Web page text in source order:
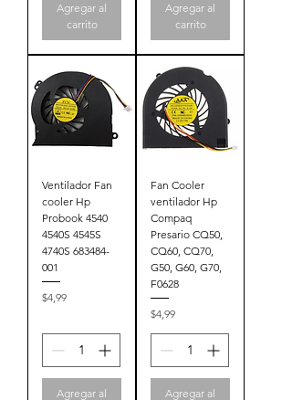
Agregar al
carrito
Agregar al
carrito
Ventilador Fan
cooler Hp
Probook 4540
4540S 4545S
4740S 683484-
001
Precio
$4,99
Agregar al
Fan Cooler
ventilador Hp
Compaq
Presario CQ50,
CQ60, CQ70,
G50, G60, G70,
F0628
Precio
$4,99
Agregar al